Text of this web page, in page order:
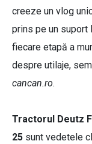
creeze un vlog
prins pe un suport
fiecare etapă a
despre utilaje,
cancan.ro.
Tractorul Deutz
25 sunt vedetele